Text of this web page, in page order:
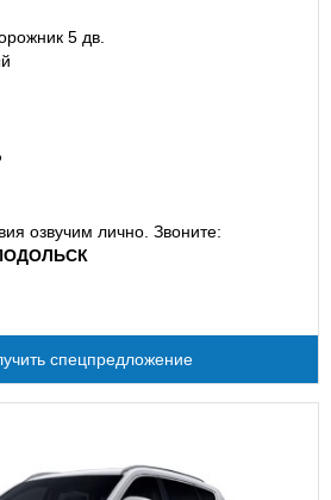
5 дв.
озвучим лично. Звоните:
спецпредложение